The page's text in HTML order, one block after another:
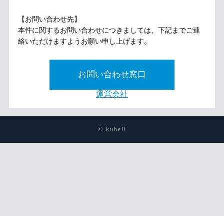
【お問い合わせ先】
本件に関するお問い合わせにつきましては、下記までご連
絡いただけますようお願い申し上げます。
お問い合わせ窓口
運営会社
© kubell